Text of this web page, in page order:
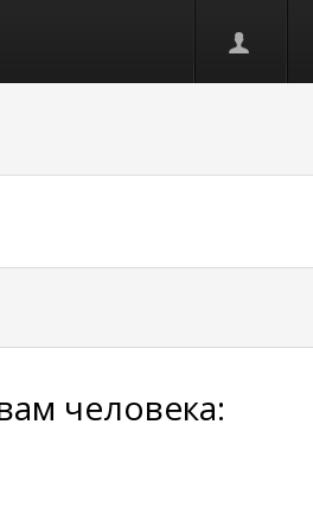
человека: